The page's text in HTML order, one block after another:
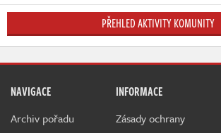
PŘEHLED AKTIVITY KOMUNITY
NAVIGACE
Archiv pořadu
INFORMACE
Zásady ochrany